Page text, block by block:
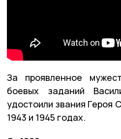
За проявленное
боевых заданий
удостоили звания Героя
1943 и 1945 годах.